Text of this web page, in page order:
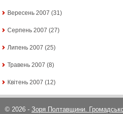
Вересень 2007 (31)
Серпень 2007 (27)
Липень 2007 (25)
Травень 2007 (8)
Квітень 2007 (12)
© 2026 - Зоря Полтавщини.